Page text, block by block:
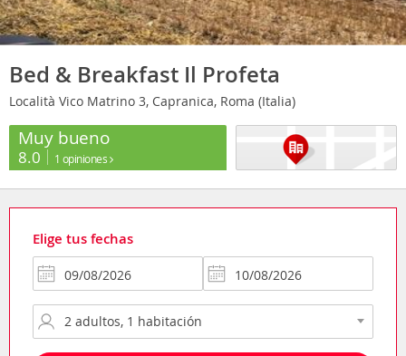
Bed & Breakfast Il Profeta
Località Vico Matrino 3, Capranica, Roma (Italia)
Muy bueno
8.0 1 opiniones
Elige tus fechas